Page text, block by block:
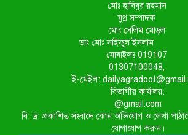
মোঃ হাবিবুর রহমান
যুগ্ন সম্পাদক
মোঃ সেলিম মোড়ল
ডাঃ মোঃ সাইফুল ইসলাম
মোবাইলঃ 019107
01307100048,
ই-মেইল:
বিভাগীয় কার্যালয়:
@gmail.com
বি: দ্র: প্রকাশিত সংবাদে কোন অভিযোগ ও লেখা
যোগাযোগ করুন।